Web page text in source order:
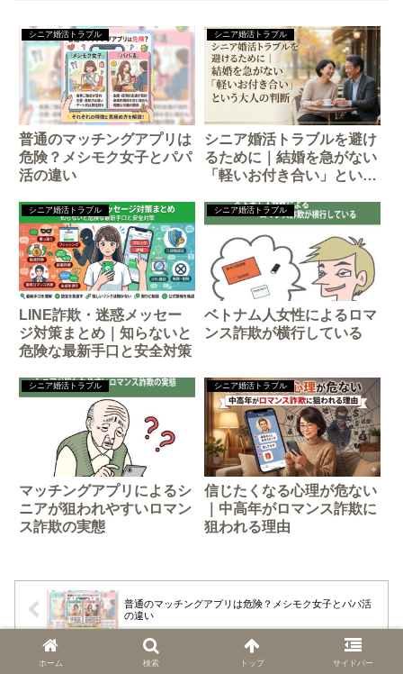
シニア婚活トラブル
普通のマッチングアプリは
危険？メシモク女子とパパ
活の違い
シニア婚活トラブル
シニア婚活トラブルを避け
るために｜結婚を急がない
「軽いお付き合い」という
シニア婚活トラブル
LINE詐欺・迷惑メッセー
ジ対策まとめ｜知らないと
危険な最新手口と安全対策
シニア婚活トラブル
ベトナム人女性によるロマ
ンス詐欺が横行している
シニア婚活トラブル
マッチングアプリによるシ
ニアが狙われやすいロマン
ス詐欺の実態
シニア婚活トラブル
信じたくなる心理が危ない
｜中高年がロマンス詐欺に
狙われる理由
普通のマッチングアプリは危険？メシモク女子とパパ活
の違い
抜け毛が気になる40代へ｜人前が怖いなら“見た目全
ホーム 検索 トップ サイドバー